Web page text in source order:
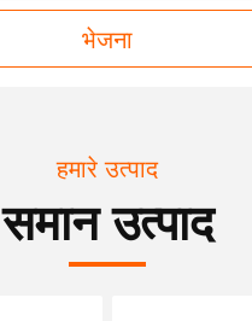
भेजना
हमारे उत्पाद
समान उत्पाद